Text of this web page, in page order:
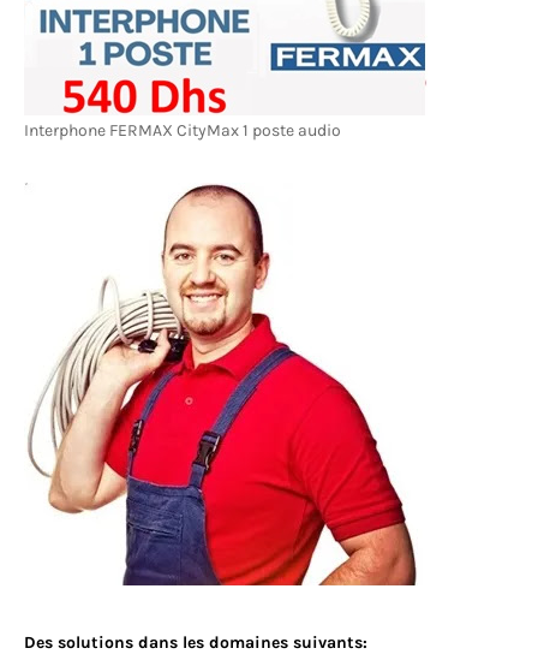
Interphone FERMAX CityMax 1 poste audio
Des solutions dans les domaines suivants: